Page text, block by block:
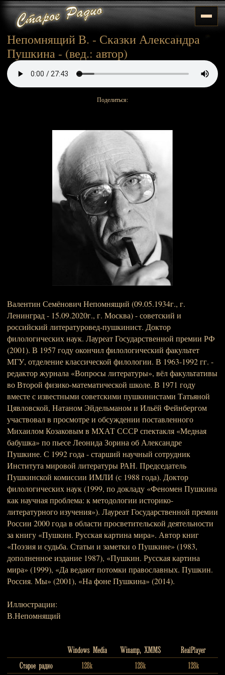
Непомнящий В. - Сказки Александра
Пушкина - (вед.: автор)
Поделиться:
Валентин Семёнович Непомнящий (09.05.1934г., г.
Ленинград - 15.09.2020г., г. Москва) - советский и
российский литературовед-пушкинист. Доктор
филологических наук. Лауреат Государственной премии РФ
(2001). В 1957 году окончил филологический факультет
МГУ, отделение классической филологии. В 1963-1992 гг. -
редактор журнала «Вопросы литературы», вёл факультативы
во Второй физико-математической школе. В 1971 году
вместе с известными советскими пушкинистами Татьяной
Цявловской, Натаном Эйдельманом и Ильёй Фейнбергом
участвовал в просмотре и обсуждении поставленного
Михаилом Козаковым в МХАТ СССР спектакля «Медная
бабушка» по пьесе Леонида Зорина об Александре
Пушкине. С 1992 года - старший научный сотрудник
Института мировой литературы РАН. Председатель
Пушкинской комиссии ИМЛИ (с 1988 года). Доктор
филологических наук (1999, по докладу «Феномен Пушкина
как научная проблема: к методологии историко-
литературного изучения»). Лауреат Государственной премии
России 2000 года в области просветительской деятельности
за книгу «Пушкин. Русская картина мира». Автор книг
«Поэзия и судьба. Статьи и заметки о Пушкине» (1983,
дополненное издание 1987), «Пушкин. Русская картина
мира» (1999), «Да ведают потомки православных. Пушкин.
Россия. Мы» (2001), «На фоне Пушкина» (2014).
Иллюстрации:
В.Непомнящий